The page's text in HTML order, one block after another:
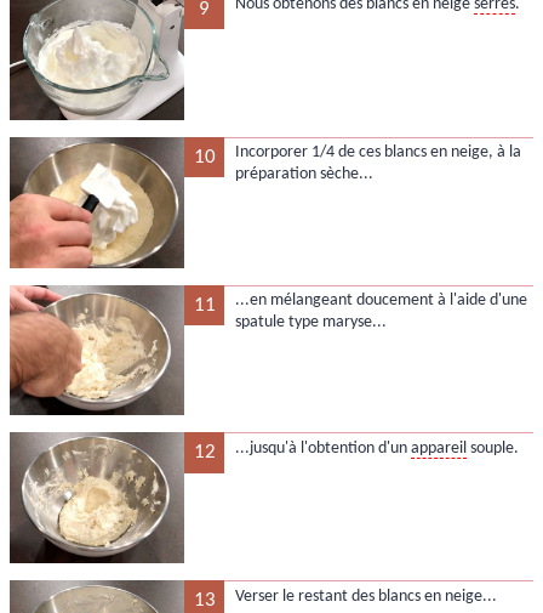
9 Nous obtenons des blancs en neige serrés.
10
Incorporer 1/4 de ces blancs en neige, à la
préparation sèche...
11
...en mélangeant doucement à l'aide d'une
spatule type maryse...
12 ...jusqu'à l'obtention d'un appareil souple.
13 Verser le restant des blancs en neige...